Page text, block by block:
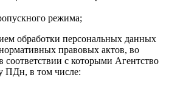
режима;
обработки персональных данных
правовых актов, во
соответствии с которыми Агентство
ПДн, в том числе: